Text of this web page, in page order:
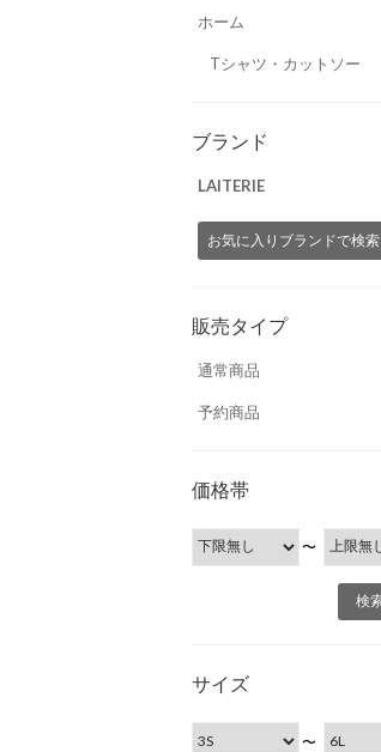
ホーム
Tシャツ・カットソー
ブランド
LAITERIE
お気に入りブランドで検索
販売タイプ
通常商品
予約商品
価格帯
〜
サイズ
〜